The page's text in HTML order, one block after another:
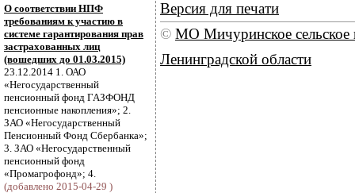
О соответствии НПФ
требованиям к участию в
системе гарантирования прав
застрахованных лиц
(вошедших до 01.03.2015)
23.12.2014 1. ОАО
«Негосударственный
пенсионный фонд ГАЗФОНД
пенсионные накопления»; 2.
ЗАО «Негосударственный
Пенсионный Фонд Сбербанка»;
3. ЗАО «Негосударственный
пенсионный фонд
«Промагрофонд»; 4.
(добавлено 2015-04-29 )
Версия для печати
© МО Мичуринское
Ленинградской области